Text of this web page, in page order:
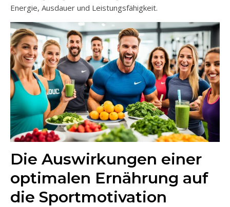
Energie, Ausdauer und Leistungsfähigkeit.
Die Auswirkungen einer
optimalen Ernährung auf
die Sportmotivation